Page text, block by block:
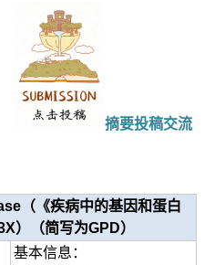
摘要投稿交流
（《疾病中的基因和蛋白
）（简写为GPD）
基本信息：